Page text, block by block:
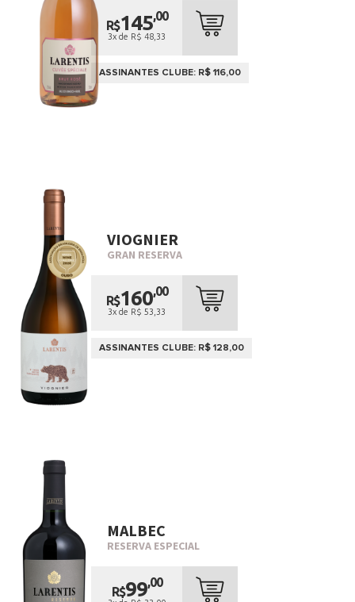
R$145,00
3x de R$ 48,33
ASSINANTES CLUBE: R$ 116,00
VIOGNIER
GRAN RESERVA
R$160,00
3x de R$ 53,33
ASSINANTES CLUBE: R$ 128,00
MALBEC
RESERVA ESPECIAL
R$99,00